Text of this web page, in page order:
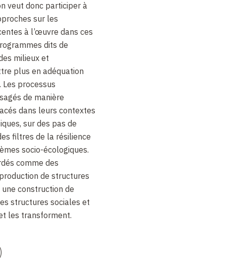
veut donc participer à
sur les
à l’œuvre dans ces
dits de
milieux et
plus en adéquation
processus
de manière
dans leurs contextes
sur des pas de
filtres de la résilience
socio-écologiques.
comme des
de structures
construction de
structures sociales et
les transforment.